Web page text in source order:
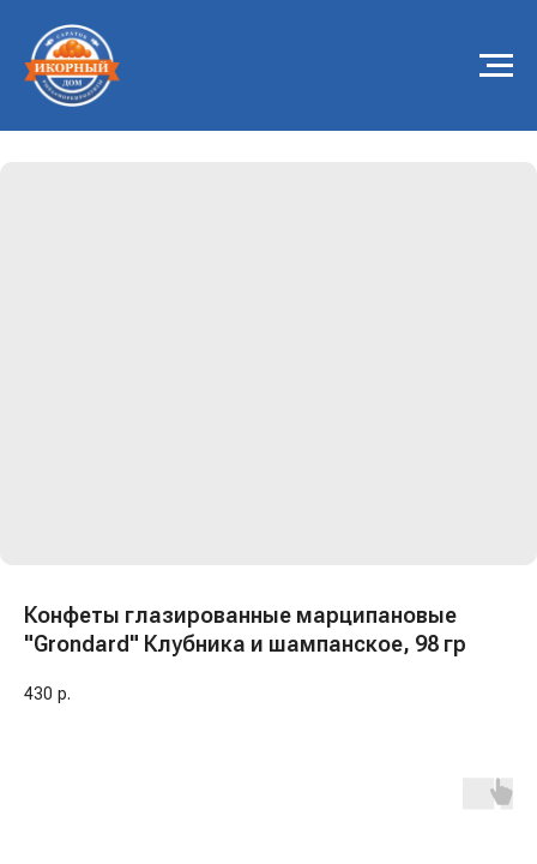
Конфеты глазированные марципановые
"Grondard" Клубника и шампанское, 98 гр
430 р.